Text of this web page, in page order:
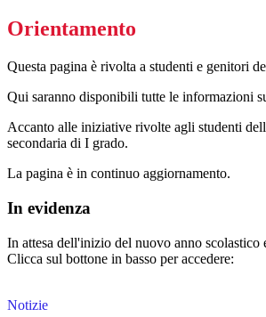
Orientamento
Questa pagina è rivolta a studenti e genitori
Qui saranno disponibili tutte le informazioni
Accanto alle iniziative rivolte agli studenti
secondaria di I grado.
La pagina è in continuo aggiornamento.
In evidenza
In attesa dell'inizio del nuovo anno
Clicca sul bottone in basso per accedere:
Notizie